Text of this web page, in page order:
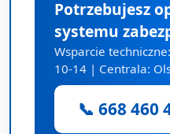
Potrzebujesz
systemu
Wsparcie
10-14 | Centrala:
📞 668 460